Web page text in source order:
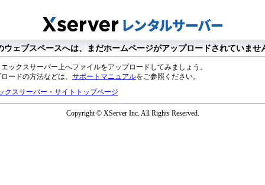
ウェブスペースへは、まだホームページがアップロードされていませ
ックスサーバー上へファイルをアップロードしてみましょう。
ードの方法などは、 サポートマニュアルをご参照ください。
クスサーバー・サイトトップページ
Copyright © XServer Inc. All Rights Reserved.